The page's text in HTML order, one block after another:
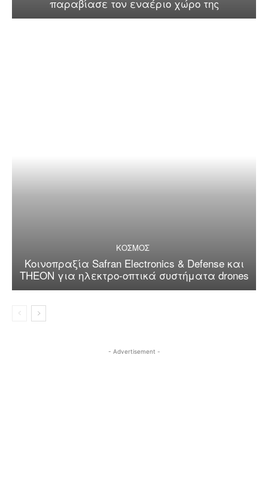
παραβίασε τον εναέριο χώρο της
ΚΟΣΜΟΣ
Κοινοπραξία Safran Electronics & Defense και
THEON για ηλεκτρο-οπτικά συστήματα drones
- Advertisement -